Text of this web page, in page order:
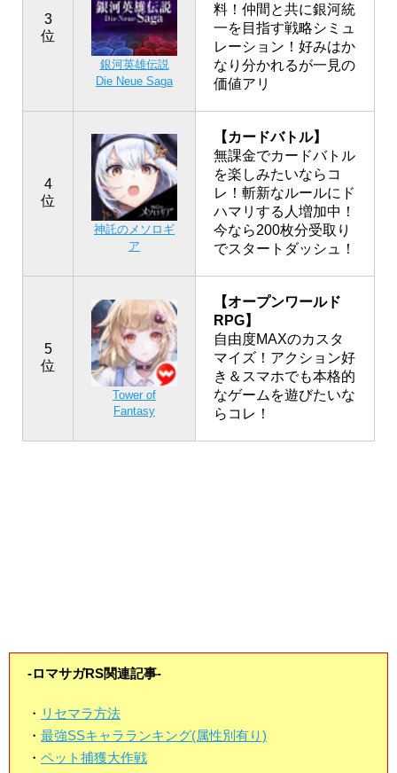
3
位
銀河英雄伝説
Die Neue Saga
料！仲間と共に銀河統
一を目指す戦略シミュ
レーション！好みはか
なり分かれるが一見の
価値アリ
4
位
神託のメソロギ
ア
【カードバトル】
無課金でカードバトル
を楽しみたいならコ
レ！斬新なルールにド
ハマリする人増加中！
今なら200枚分受取り
でスタートダッシュ！
5
位
Tower of
Fantasy
【オープンワールド
RPG】
自由度MAXのカスタ
マイズ！アクション好
き＆スマホでも本格的
なゲームを遊びたいな
らコレ！
-ロマサガRS関連記事-
・ リセマラ方法
・ 最強SSキャラランキング(属性別有り)
・ ペット捕獲大作戦